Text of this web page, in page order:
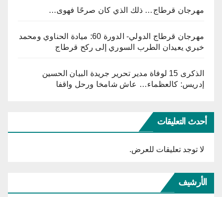
مهرجان قرطاج… ذلك الذي كان صرحًا فهوى…
مهرجان قرطاج الدولي- الدورة 60: ميادة الحناوي ومحمد
خيري يعيدان الطرب السوري إلى ركح قرطاج
الذكرى 15 لوفاة مدير تحرير جريدة البيان الحسين
إدريس: كالعظماء… عاش شامخا ورحل واقفا
أحدث التعليقات
لا توجد تعليقات للعرض.
الأرشيف